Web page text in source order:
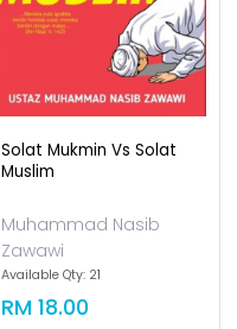
Solat Mukmin Vs Solat
Muslim
Muhammad Nasib
Zawawi
Available Qty: 21
RM 18.00